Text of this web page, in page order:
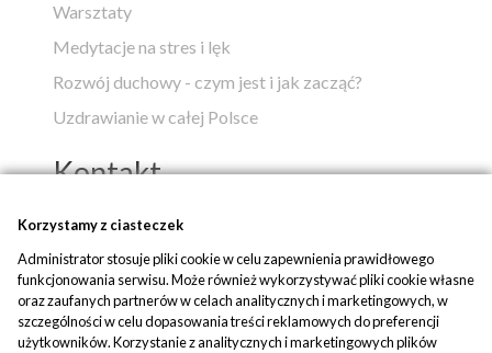
Warsztaty
Medytacje na stres i lęk
Rozwój duchowy - czym jest i jak zacząć?
Uzdrawianie w całej Polsce
Kontakt
Popko - Centrum Medytacji i Uzdrawiania
ul. Piaskowa 1
42-700 Rusinowice
tel:+48 509 580 042
Korzystamy z ciasteczek
Administrator stosuje pliki cookie w celu zapewnienia prawidłowego
funkcjonowania serwisu. Może również wykorzystywać pliki cookie własne
oraz zaufanych partnerów w celach analitycznych i marketingowych, w
szczególności w celu dopasowania treści reklamowych do preferencji
użytkowników. Korzystanie z analitycznych i marketingowych plików